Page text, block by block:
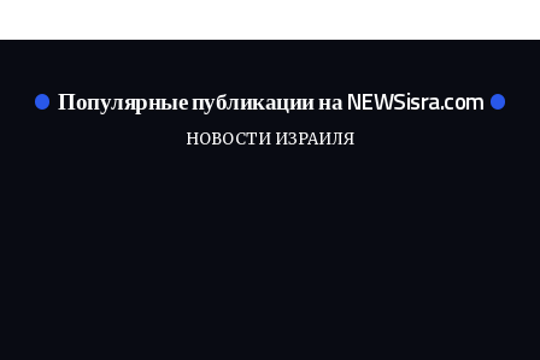
Популярные публикации на NEWSisra.com
НОВОСТИ ИЗРАИЛЯ